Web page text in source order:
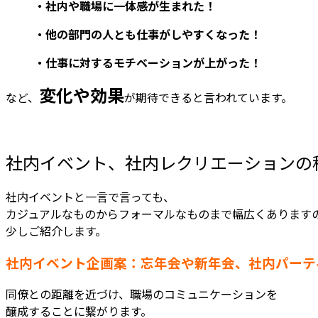
・社内や職場に一体感が生まれた！
・他の部門の人とも仕事がしやすくなった！
・仕事に対するモチベーションが上がった！
など、 変化や効果が期待できると言われています。
社内イベント、社内レクリエーションの
社内イベントと一言で言っても、
カジュアルなものからフォーマルなものまで幅広くあります
少しご紹介します。
社内イベント企画案：忘年会や新年会、社内パーテ
同僚との距離を近づけ、職場のコミュニケーションを
醸成することに繋がります。